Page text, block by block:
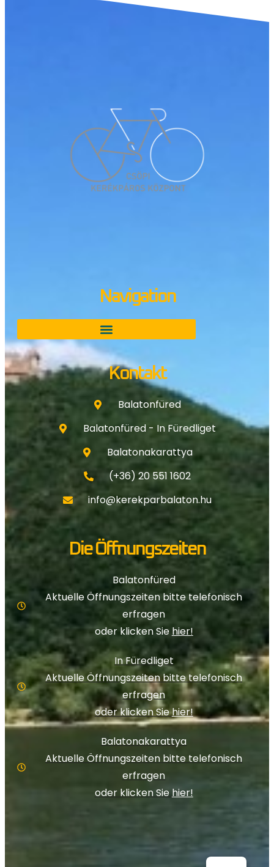
Navigation
Kontakt
Balatonfüred
Balatonfüred - In Füredliget
Balatonakarattya
(+36) 20 551 1602
info@kerekparbalaton.hu
Die Öffnungszeiten
Balatonfüred
Aktuelle Öffnungszeiten bitte telefonisch
erfragen
oder klicken Sie hier!
In Füredliget
Aktuelle Öffnungszeiten bitte telefonisch
erfragen
oder klicken Siehier!
Balatonakarattya
Aktuelle Öffnungszeiten bitte telefonisch
erfragen
oder klicken Siehier!